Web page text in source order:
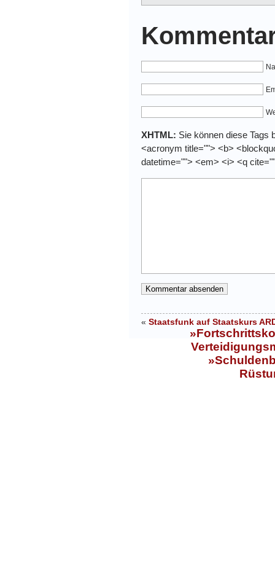
XHTML: Sie können diese Tags
<acronym title=""> <b>
datetime=""> <em> <i> <q
« Staatsfunk auf Staatskurs